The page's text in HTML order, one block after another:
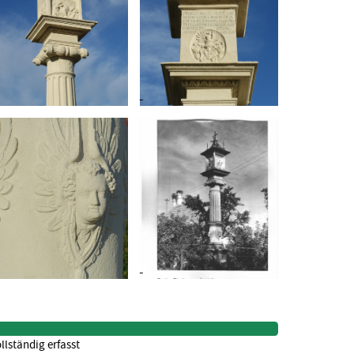
erfasst